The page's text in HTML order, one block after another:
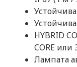
HYBRID
CORE или
Лампата